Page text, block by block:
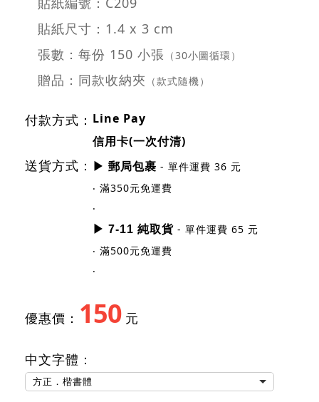
貼紙尺寸：1.4 x 3 cm
張數：每份 150 小張 （30小圖循環）
贈品：同款收納夾 （款式隨機）
付款方式： Line Pay
信用卡(一次付清)
送貨方式： ▶ 郵局包裹 - 單件運費 36 元
‧ 滿350元免運費
‧
▶ 7-11 純取貨 - 單件運費 65 元
‧ 滿500元免運費
‧
優惠價： 150 元
中文字體：
方正．楷書體